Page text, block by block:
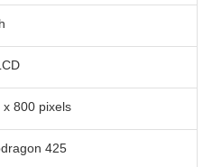
đồng thời lập lịch bật và tắt
hay chơi trên máy.
x 800 pixels
425